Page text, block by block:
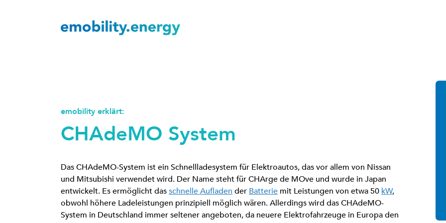
emobility erklärt:
CHAdeMO System
Das CHAdeMO-System ist ein Schnellladesystem für Elektroautos, das vor allem von Nissan
und Mitsubishi verwendet wird. Der Name steht für CHArge de MOve und wurde in Japan
entwickelt. Es ermöglicht dasschnelle Aufladen der Batterie mit Leistungen von etwa 50 kW,
obwohl höhere Ladeleistungen prinzipiell möglich wären. Allerdings wird das CHAdeMO-
System in Deutschland immer seltener angeboten, da neuere Elektrofahrzeuge in Europa den